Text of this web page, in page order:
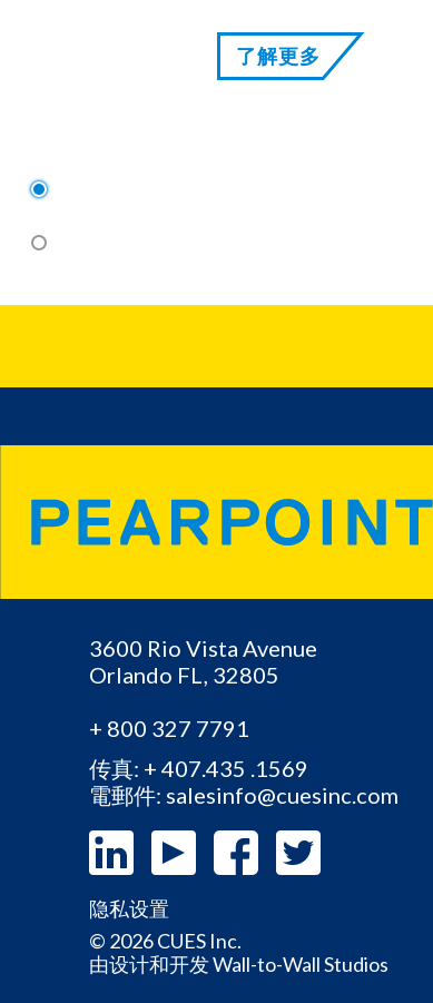
了解更多
1
2
3600 Rio Vista Avenue
Orlando FL, 32805
+ 800 327 7791
传真: + 407.435 .1569
電郵件: salesinfo@cuesinc.com
隐私设置
© 2026 CUES Inc.
由设计和开发Wall-to-Wall Studios